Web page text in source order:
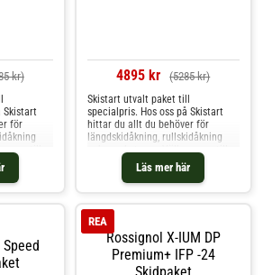
kr)
Skistart
för
till
4895 kr (5285 kr)
Läs mer här
Skistart utvalt paket till
specialpris. Hos oss på Skistart
hittar du allt du behöver för
längdskidåkning, rullskidåkning
och mycket mer. Välkommen till
Rossignol X-IUM DP
Premium+ IFP -24
REA